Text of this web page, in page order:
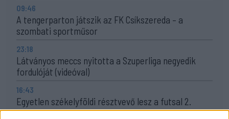
09:46
A tengerparton játszik az FK Csíkszereda – a
szombati sportműsor
23:18
Látványos meccs nyitotta a Szuperliga negyedik
fordulóját (videóval)
16:43
Egyetlen székelyföldi résztvevő lesz a futsal 2.
Ligában